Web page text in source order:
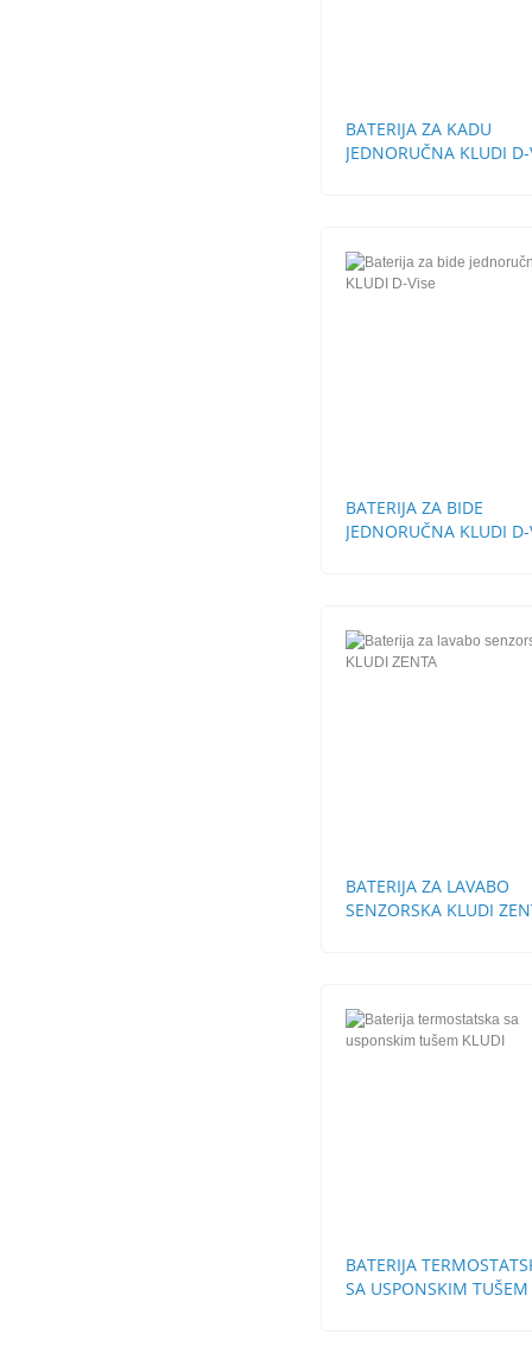
BATERIJA ZA KADU
JEDNORUČNA KLUDI D-
BATERIJA ZA BIDE
JEDNORUČNA KLUDI D-
BATERIJA ZA LAVABO
SENZORSKA KLUDI
BATERIJA
SA USPONSKIM TUŠEM